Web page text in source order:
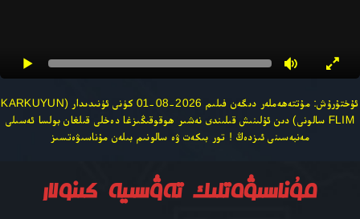
ئۇختۇرۇش: مۇتتەھەملەر دىگەن فىلىم 2026-08-01 كۈنى ئۈنىدىدار (KARKUYUN
FLIM سالونى) دىن ئۇلىنىش قىلىندى نەشىر ھوقوقىڭىزغا دەخلى قىلغان بولسا ئەسىلى
مەنبەسىنى ئىزدەڭ ! تور بىكەت ۋە سالونىم بىلەن مۇناسىۋەتسىز
مۇناسىۋەتلىك تەۋسىيە كىنولار